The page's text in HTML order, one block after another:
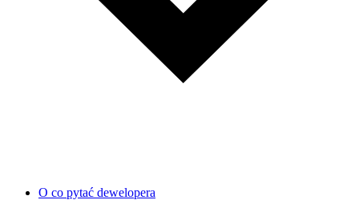
O co pytać dewelopera